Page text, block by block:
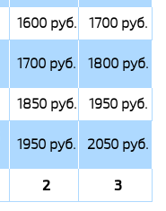
1600 руб.
1700 руб.
1700 руб. 1800 руб.
1850 руб.
1950 руб.
1950 руб. 2050 руб.
2 3